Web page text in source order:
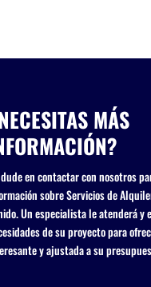
MÁS
en contactar con nosotros
sobre Servicios de
Un especialista le atenderá y
de su proyecto para
y ajustada a su